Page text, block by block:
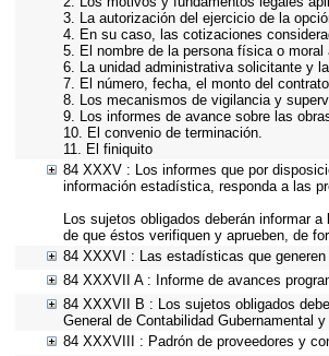
3. La autorización del ejercicio de la
4. En su caso, las cotizaciones
5. El nombre de la persona física o moral
6. La unidad administrativa solicitante y
7. El número, fecha, el monto del
8. Los mecanismos de vigilancia y
9. Los informes de avance sobre las
10. El convenio de terminación.
11. El finiquito
84 XXXV : Los informes que por
información estadística, responda a las
Los sujetos obligados deberán informar
de que éstos verifiquen y aprueben, de
84 XXXVI : Las estadísticas que
84 XXXVII A : Informe de avances
84 XXXVII B : Los sujetos obligados
General de Contabilidad Gubernamental
84 XXXVIII : Padrón de proveedores y